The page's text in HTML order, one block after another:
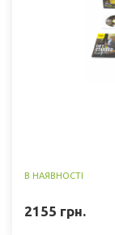
В НАЯВНОСТІ
2155 грн.